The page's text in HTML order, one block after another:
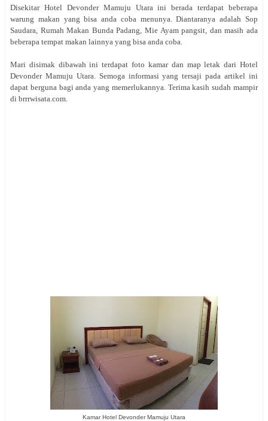
Disekitar Hotel Devonder Mamuju Utara ini berada terdapat beberapa
warung makan yang bisa anda coba menunya. Diantaranya adalah Sop
Saudara, Rumah Makan Bunda Padang, Mie Ayam pangsit, dan masih ada
beberapa tempat makan lainnya yang bisa anda coba.
Mari disimak dibawah ini terdapat foto kamar dan map letak dari Hotel
Devonder Mamuju Utara. Semoga informasi yang tersaji pada artikel ini
dapat berguna bagi anda yang memerlukannya. Terima kasih sudah mampir
di brrrwisata.com.
Kamar Hotel Devonder Mamuju Utara